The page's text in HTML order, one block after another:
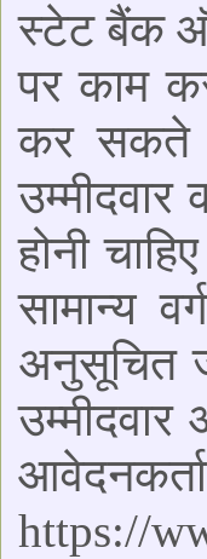
स्टेट बैंक
पर काम
कर सकते
होनी
सामान्य
अनुसूचित
https://